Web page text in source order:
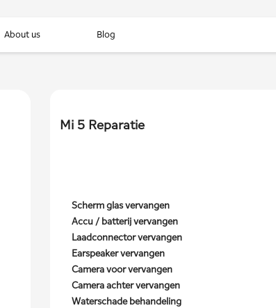
About us Blog
Mi 5 Reparatie
Scherm glas vervangen
Accu / batterij vervangen
Laadconnector vervangen
Earspeaker vervangen
Camera voor vervangen
Camera achter vervangen
Waterschade behandeling